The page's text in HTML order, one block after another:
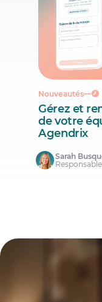
Nouveautés
Gérez et
de votre
Agendrix
Sarah